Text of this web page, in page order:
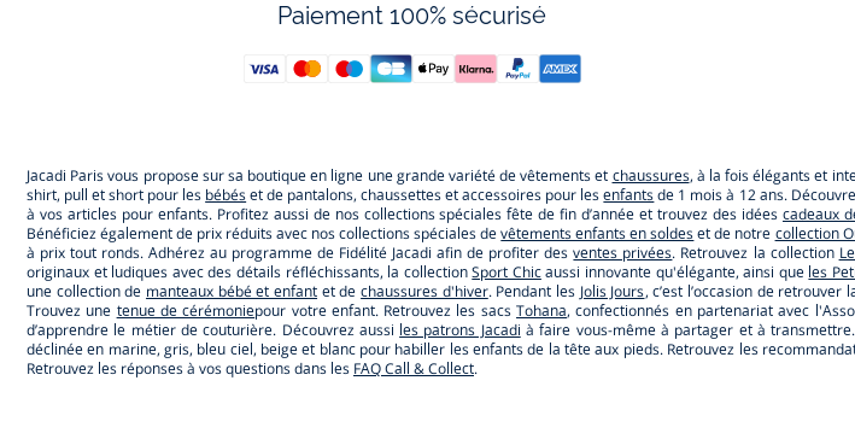
Paiement 100% sécurisé
Jacadi Paris vous propose sur sa boutique en ligne une grande variété de vêtements et chaussures, à la fois élégants et
shirt, pull et short pour les bébéset de pantalons, chaussettes et accessoires pour lesenfantsde 1 mois à 12 ans.
à vos articles pour enfants. Profitez aussi de nos collections spéciales fête de fin d’année et trouvez des idées cadeaux
Bénéficiez également de prix réduits avec nos collections spéciales devêtements enfants en soldeset de notre collection
à prix tout ronds. Adhérez au programme de Fidélité Jacadi afin de profiter desventes privées. Retrouvez la collection
originaux et ludiques avec des détails réfléchissants, la collectionSport Chicaussi innovante qu'élégante, ainsi que les
une collection de manteaux bébé et enfant et dechaussures d'hiver. Pendant les Jolis Jours, c’est l’occasion de
Trouvez une tenue de cérémoniepour votre enfant. Retrouvez les sacsTohana, confectionnés en partenariat avec
d’apprendre le métier de couturière. Découvrez aussi les patrons Jacadi à faire vous-même à partager et à
déclinée en marine, gris, bleu ciel, beige et blanc pour habiller les enfants de la tête aux pieds. Retrouvez les
Retrouvez les réponses à vos questions dans les FAQ Call & Collect.